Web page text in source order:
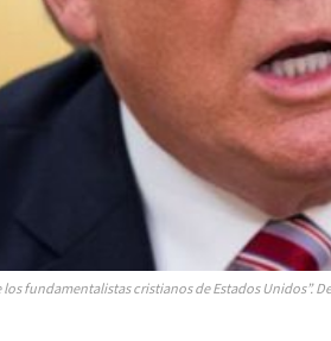
fundamentalistas cristianos de Estados Unidos”.